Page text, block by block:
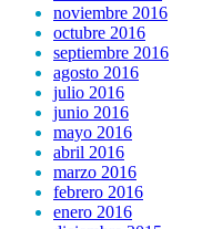
noviembre 2016
octubre 2016
septiembre 2016
agosto 2016
julio 2016
junio 2016
mayo 2016
abril 2016
marzo 2016
febrero 2016
enero 2016